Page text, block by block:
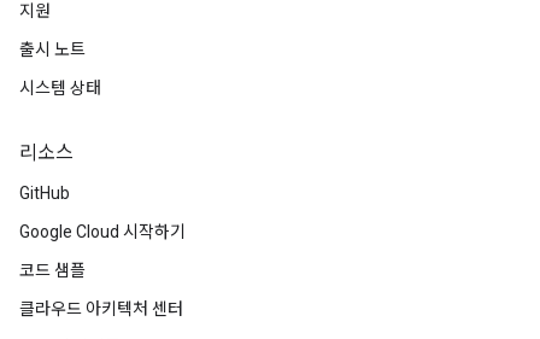
지원
출시 노트
시스템 상태
리소스
GitHub
Google Cloud 시작하기
코드 샘플
클라우드 아키텍처 센터